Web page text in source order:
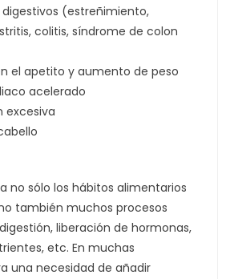
digestivos (estreñimiento,
colitis, síndrome de colon
el apetito y aumento de peso
acelerado
excesiva
no sólo los hábitos alimentarios
también muchos procesos
liberación de hormonas,
etc. En muchas
una necesidad de añadir